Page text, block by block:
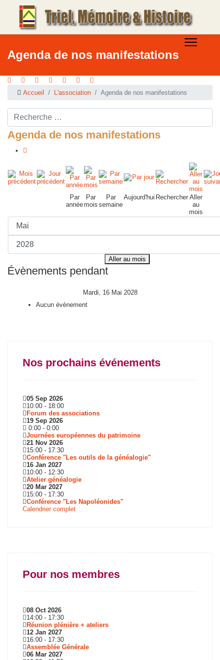
Agenda de nos manifestations
Accueil L'association Agenda de nos manifestations
Rechercher ...
Agenda de nos manifestations
Par
année
Par
mois
Par
semaine
Aujourd'hui Rechercher Aller
au
mois
Aller au mois
Évènements pendant
Mardi, 16 Mai 2028
Aucun évènement
Nos prochains événements
05 Sep 2026
10:00 - 18:00
Forum des associations
19 Sep 2026
0:00 - 0:00
Journées européennes du patrimoine
21 Nov 2026
15:00 - 17:30
Conférence "Les outils de la généalogie"
16 Jan 2027
10:00 - 12:30
Atelier généalogie
20 Mar 2027
15:00 - 17:30
Conférence "Les Napoléonides"
Calendrier complet
Pour nos membres
08 Oct 2026
14:00 - 17:30
Réunion plénière + ateliers
12 Jan 2027
16:00 - 17:30
Assemblée Générale
06 Mar 2027